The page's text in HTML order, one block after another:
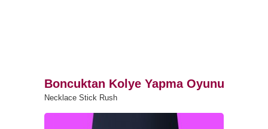
Boncuktan Kolye Yapma Oyunu
Necklace Stick Rush